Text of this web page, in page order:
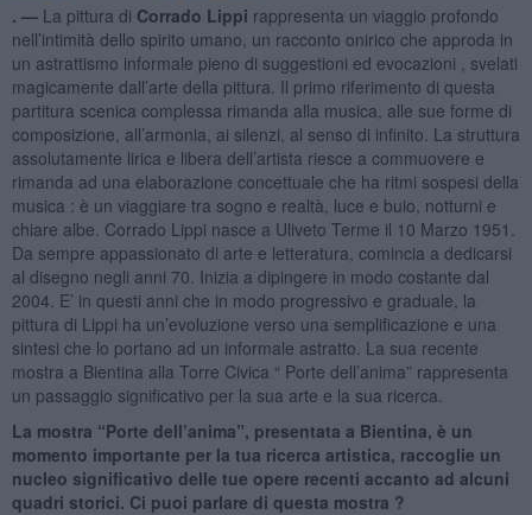
. — La pittura di Corrado Lippi rappresenta un viaggio profondo
nell’intimità dello spirito umano, un racconto onirico che approda in
un astrattismo informale pieno di suggestioni ed evocazioni , svelati
magicamente dall’arte della pittura. Il primo riferimento di questa
partitura scenica complessa rimanda alla musica, alle sue forme di
composizione, all’armonia, ai silenzi, al senso di infinito. La struttura
assolutamente lirica e libera dell’artista riesce a commuovere e
rimanda ad una elaborazione concettuale che ha ritmi sospesi della
musica : è un viaggiare tra sogno e realtà, luce e buio, notturni e
chiare albe. Corrado Lippi nasce a Uliveto Terme il 10 Marzo 1951.
Da sempre appassionato di arte e letteratura, comincia a dedicarsi
al disegno negli anni 70. Inizia a dipingere in modo costante dal
2004. E’ in questi anni che in modo progressivo e graduale, la
pittura di Lippi ha un’evoluzione verso una semplificazione e una
sintesi che lo portano ad un informale astratto. La sua recente
mostra a Bientina alla Torre Civica “ Porte dell’anima” rappresenta
un passaggio significativo per la sua arte e la sua ricerca.
La mostra “Porte dell’anima”, presentata a Bientina, è un
momento importante per la tua ricerca artistica, raccoglie un
nucleo significativo delle tue opere recenti accanto ad alcuni
quadri storici. Ci puoi parlare di questa mostra ?